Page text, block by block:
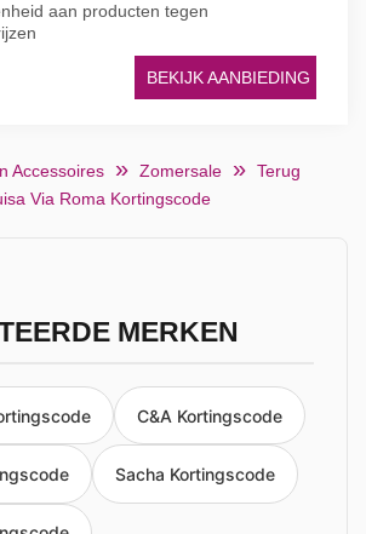
aan producten tegen
BEKIJK AANBIEDING
Accessoires Zomersale
Terug
Via Roma Kortingscode
MERKEN
C&A Kortingscode
Sacha Kortingscode